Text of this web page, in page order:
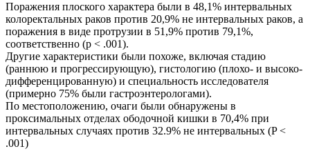
Поражения плоского характера были в 48,1% интервальных
колоректальных раков против 20,9% не интервальных раков, а
поражения в виде протрузии в 51,9% против 79,1%,
соответственно (p < .001).
Другие характеристики были похоже, включая стадию
(раннюю и прогрессирующую), гистологию (плохо- и высоко-
дифференцированную) и специальность исследователя
(примерно 75% были гастроэнтерологами).
По местоположению, очаги были обнаружены в
проксимальных отделах ободочной кишки в 70,4% при
интервальных случаях против 32.9% не интервальных (P <
.001)